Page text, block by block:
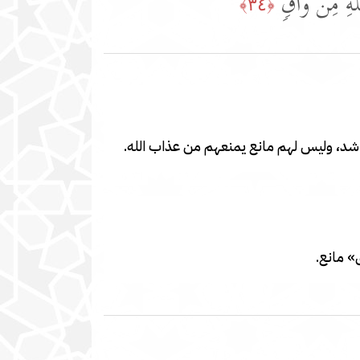
﴿٣٤﴾
وأشد، وليس لهم مانع يمنعهم من عذاب الله.
مانع.